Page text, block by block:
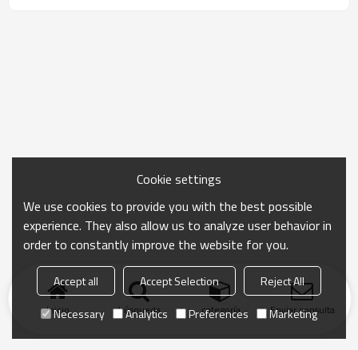
Inicio búsqueda categoría Enviar consulta
Cookie settings
We use cookies to provide you with the best possible
experience. They also allow us to analyze user behavior in
order to constantly improve the website for you.
Accept all Accept Selection
Reject All
Necessary
Analytics Preferences Marketing